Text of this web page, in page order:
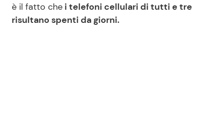
è il fatto che i telefoni cellulari di tutti e tre
risultano spenti da giorni.